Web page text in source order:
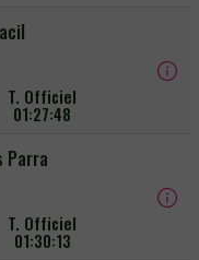
T. Officiel
01:27:48
Parra
T. Officiel
01:30:13